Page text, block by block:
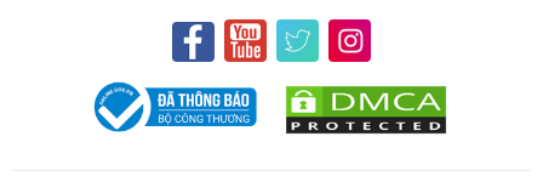
hai sim, một khe sim nano và một khe dự phòng kép.